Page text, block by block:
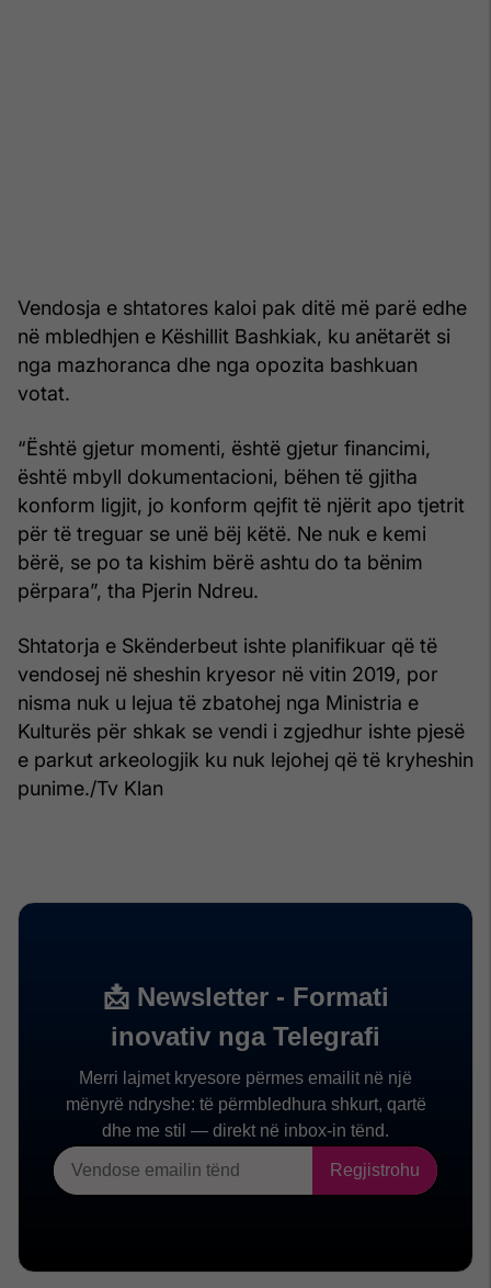
Vendosja e shtatores kaloi pak ditë më parë edhe
në mbledhjen e Këshillit Bashkiak, ku anëtarët si
nga mazhoranca dhe nga opozita bashkuan
votat.
“Është gjetur momenti, është gjetur financimi,
është mbyll dokumentacioni, bëhen të gjitha
konform ligjit, jo konform qejfit të njërit apo tjetrit
për të treguar se unë bëj këtë. Ne nuk e kemi
bërë, se po ta kishim bërë ashtu do ta bënim
përpara”, tha Pjerin Ndreu.
Shtatorja e Skënderbeut ishte planifikuar që të
vendosej në sheshin kryesor në vitin 2019, por
nisma nuk u lejua të zbatohej nga Ministria e
Kulturës për shkak se vendi i zgjedhur ishte pjesë
e parkut arkeologjik ku nuk lejohej që të kryheshin
punime./Tv Klan